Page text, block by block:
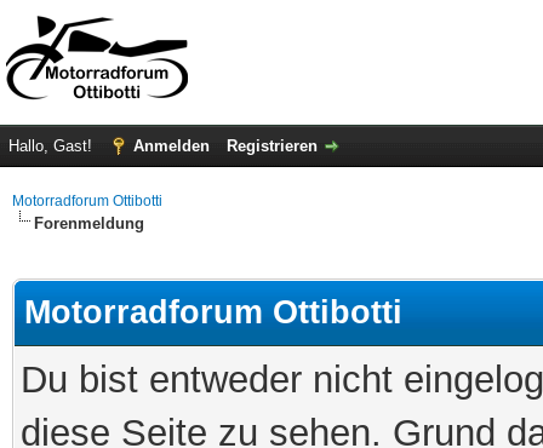
Hallo, Gast! Anmelden Registrieren
Motorradforum Ottibotti
Forenmeldung
Motorradforum Ottibotti
Du bist entweder nicht
diese Seite zu sehen. Grund